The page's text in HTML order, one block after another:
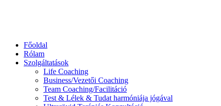
Főoldal
Rólam
Szolgáltatások
Life Coaching
Business/Vezetői Coaching
Team Coaching/Facilitáció
Test & Lélek & Tudat harmóniája jógával